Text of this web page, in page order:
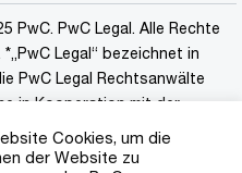
PwC. PwC Legal. Alle Rechte
Legal“ bezeichnet in
PwC Legal Rechtsanwälte
in Kooperation mit der
Legal AG
mit Sitz in
Cookies, um die
der Website zu